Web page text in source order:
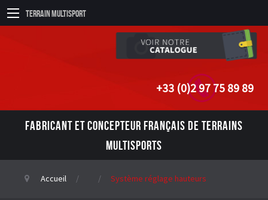
Terrain Multisport
+33 (0)2 97 75 89 89
FABRICANT ET CONCEPTEUR FRANÇAIS DE TERRAINS
MULTISPORTS
Accueil Système réglage hauteurs